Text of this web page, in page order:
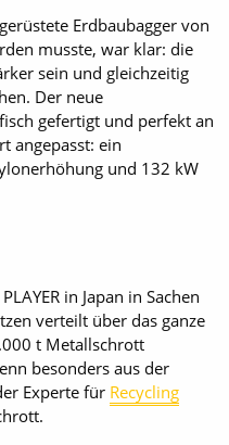
Erdbaubagger von
musste, war klar: die
sein und gleichzeitig
Der neue
gefertigt und perfekt an
angepasst: ein
und 132 kW
in Japan in Sachen
verteilt über das ganze
t Metallschrott
besonders aus der
Experte für Recycling